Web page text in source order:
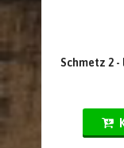
Schmetz 2